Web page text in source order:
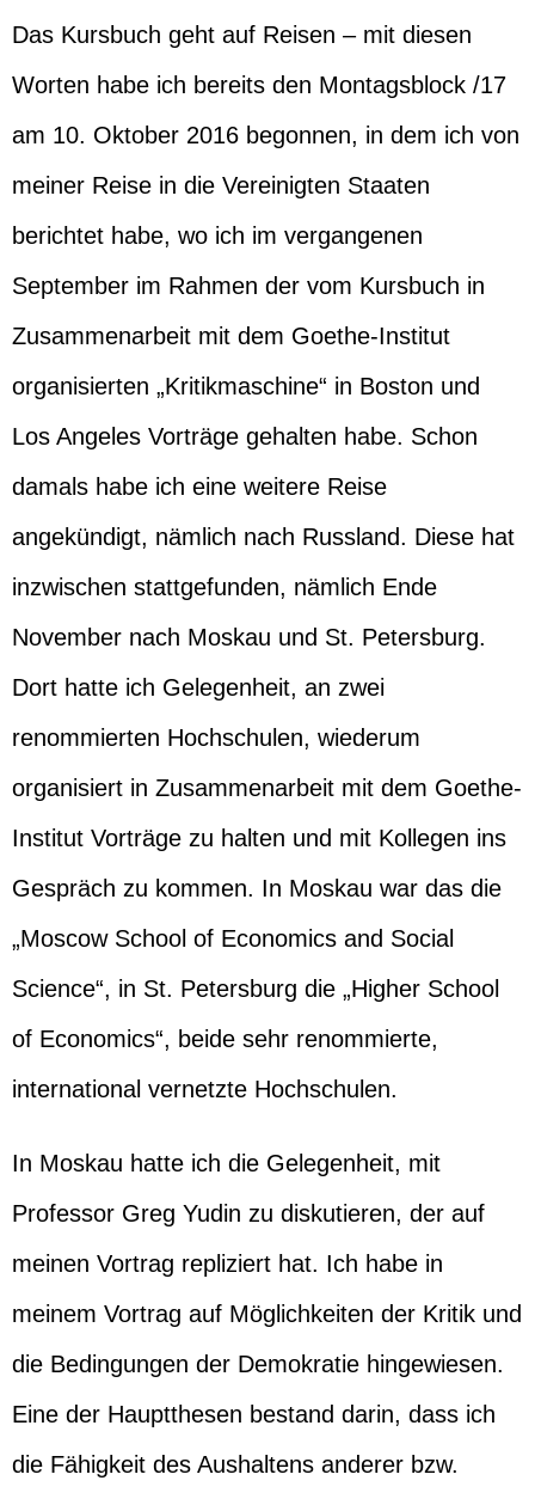
Das Kursbuch geht auf Reisen – mit diesen
Worten habe ich bereits den Montagsblock /17
am 10. Oktober 2016 begonnen, in dem ich von
meiner Reise in die Vereinigten Staaten
berichtet habe, wo ich im vergangenen
September im Rahmen der vom Kursbuch in
Zusammenarbeit mit dem Goethe-Institut
organisierten „Kritikmaschine“ in Boston und
Los Angeles Vorträge gehalten habe. Schon
damals habe ich eine weitere Reise
angekündigt, nämlich nach Russland. Diese hat
inzwischen stattgefunden, nämlich Ende
November nach Moskau und St. Petersburg.
Dort hatte ich Gelegenheit, an zwei
renommierten Hochschulen, wiederum
organisiert in Zusammenarbeit mit dem Goethe-
Institut Vorträge zu halten und mit Kollegen ins
Gespräch zu kommen. In Moskau war das die
„Moscow School of Economics and Social
Science“, in St. Petersburg die „Higher School
of Economics“, beide sehr renommierte,
international vernetzte Hochschulen.
In Moskau hatte ich die Gelegenheit, mit
Professor Greg Yudin zu diskutieren, der auf
meinen Vortrag repliziert hat. Ich habe in
meinem Vortrag auf Möglichkeiten der Kritik und
die Bedingungen der Demokratie hingewiesen.
Eine der Hauptthesen bestand darin, dass ich
die Fähigkeit des Aushaltens anderer bzw.